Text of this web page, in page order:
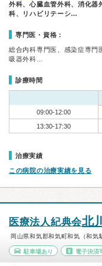
外科、心臓血管外科、消化器
科、リハビリテーシ…
専門医・資格：
総合内科専門医、感染症専門
吸器外科…
診療時間
09:00-12:00
13:30-17:30
治療実績
この病院の治療実績を見る
医療法人紀典会北
岡山県和気郡和気町和気（和気
駐車場あり 電子決済